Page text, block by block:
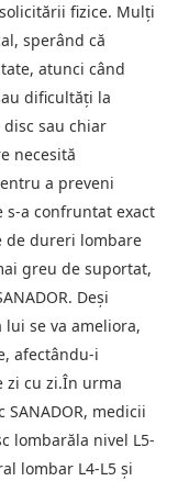
fizice. Mulți
sperând că
atunci când
dificultăți la
sau chiar
necesită
a preveni
s-a confruntat exact
de dureri lombare
greu de suportat,
Deși
se va ameliora,
afectându-i
zi cu zi.În urma
medicii
lombarăla nivel L5-
lombar L4-L5 și